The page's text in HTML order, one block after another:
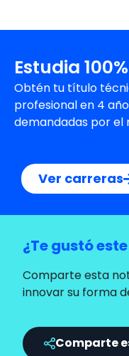
Estudia
Obtén tu título
profesional en 4
demandadas por el
Ver carreras
¿Te gustó
Comparte esta
innovar su forma
Comparte